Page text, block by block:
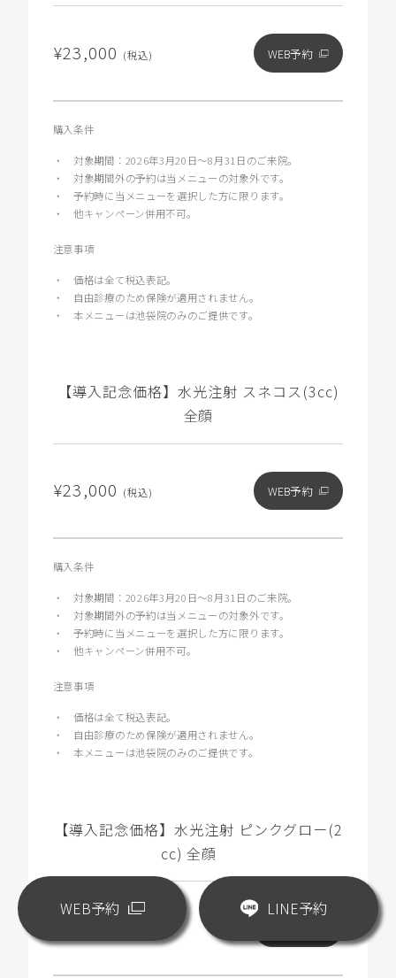
¥23,000 (税込) WEB予約
購入条件
・ 対象期間：2026年3月20日〜8月31日のご来院。
・ 対象期間外の予約は当メニューの対象外です。
・予約時に当メニューを選択した方に限ります。
・他キャンペーン併用不可。
注意事項
・価格は全て税込表記。
・
自由診療のため保険が適用されません。
・本メニューは池袋院のみのご提供です。
【導入記念価格】水光注射 スネコス(3cc)
全顔
¥23,000 (税込) WEB予約
購入条件
・ 対象期間：2026年3月20日〜8月31日のご来院。
・ 対象期間外の予約は当メニューの対象外です。
・予約時に当メニューを選択した方に限ります。
・他キャンペーン併用不可。
注意事項
・価格は全て税込表記。
・
自由診療のため保険が適用されません。
・本メニューは池袋院のみのご提供です。
【導入記念価格】水光注射 ピンクグロー(2
cc) 全顔
WEB予約 LINE予約